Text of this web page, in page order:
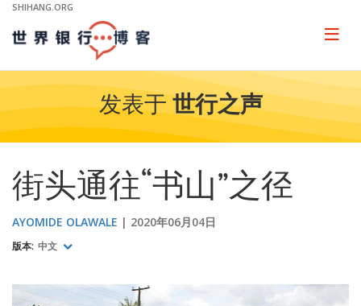
Skip
Main
Navigation
SHIHANG.ORG
Page
发表于 世行之声
街头通往“书山”之径
AYOMIDE OLAWALE 2020年06月04日
版本: 中文